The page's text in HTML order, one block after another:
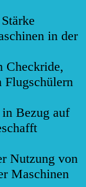
in der
Checkride,
Flugschülern
Bezug auf
Nutzung von
Maschinen